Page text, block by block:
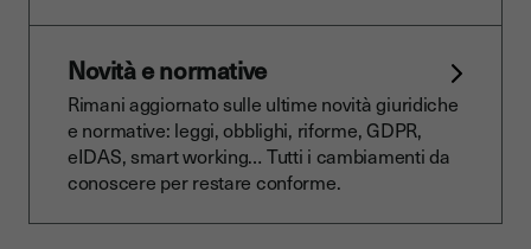
Novità e normative
Rimani aggiornato sulle ultime novità giuridiche
e normative: leggi, obblighi, riforme, GDPR,
eIDAS, smart working… Tutti i cambiamenti da
conoscere per restare conforme.